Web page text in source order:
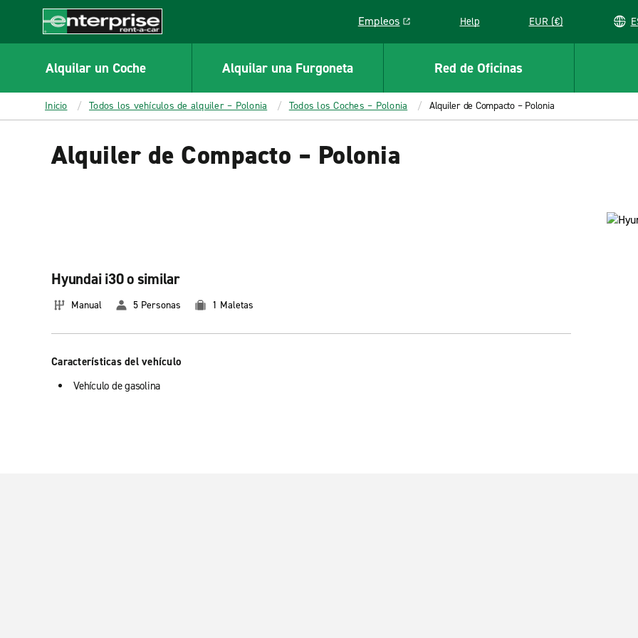
CONTENT
Enterprise
Empleos
Link opens in a new window
Help EUR (€)
Alquilar un Coche Alquilar una Furgoneta Red de Oficinas
Inicio Todos los vehículos de alquiler – Polonia Todos los Coches – Polonia Alquiler de Compacto – Polonia
Alquiler de Compacto – Polonia
Hyundai i30 o similar
Manual 5 Personas 1 Maletas
Características del vehículo
Vehículo de gasolina